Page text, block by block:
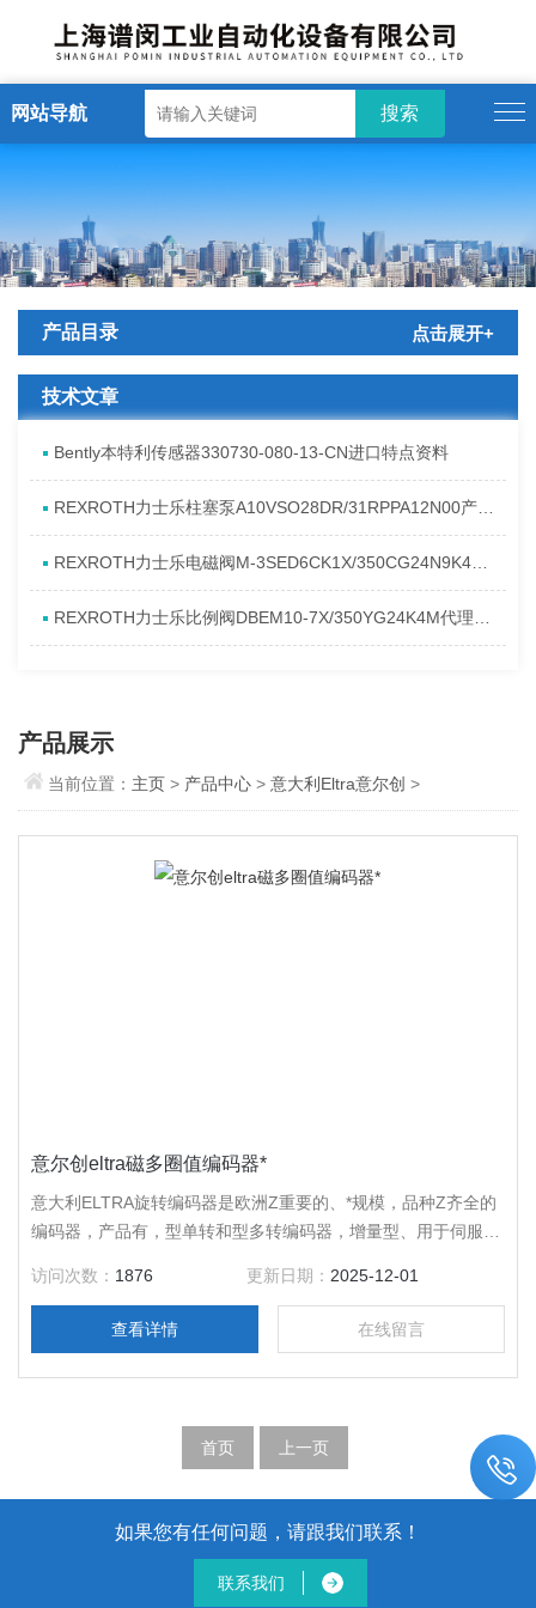
网站导航
产品目录 点击展开+
技术文章
Bently本特利传感器330730-080-13-CN进口特点资料
REXROTH力士乐柱塞泵A10VSO28DR/31RPPA12N00产品资料简介
REXROTH力士乐电磁阀M-3SED6CK1X/350CG24N9K4进口现货介绍
REXROTH力士乐比例阀DBEM10-7X/350YG24K4M代理资料
产品展示
当前位置： 主页> 产品中心>意大利Eltra意尔创 >
意尔创eltra磁多圈值编码器*
意大利ELTRA旋转编码器是欧洲Z重要的、*规模，品种Z齐全的
编码器，产品有，型单转和型多转编码器，增量型、用于伺服电
轮、线驱动编码器、电子手轮、本安防爆型编码器、带增量输出
的型单转编码器、用于转塔刀具转换的型编码器和带有工业现场
访问次数： 1876 更新日期： 2025-12-01
查看详情 在线留言
首页 上一页
如果您有任何问题，请跟我们联系！
联系我们